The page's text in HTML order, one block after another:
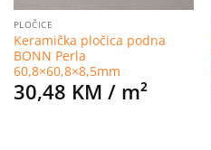
PLOČICE
Keramička pločica podna
BONN Perla
60,8×60,8×8,5mm
30,48 KM / m²